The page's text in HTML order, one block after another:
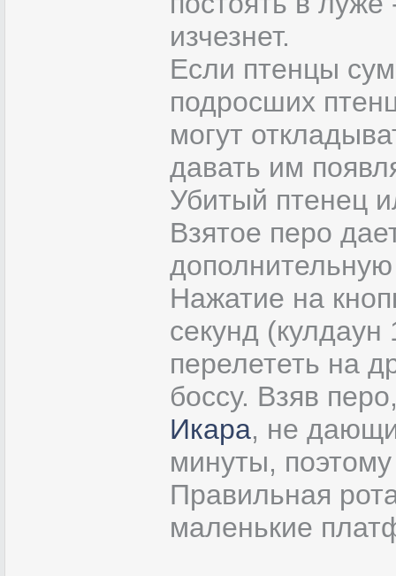
изчезнет.
Если птенцы
подросших
могут
давать им
Убитый птенец
Взятое перо
Нажатие на
секунд (кулдаун
перелететь на
боссу. Взяв
Икара, не
минуты,
Правильная
маленькие